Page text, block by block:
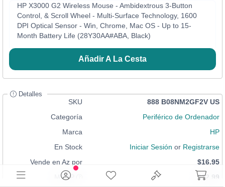
HP X3000 G2 Wireless Mouse - Ambidextrous 3-Button
Control, & Scroll Wheel - Multi-Surface Technology, 1600
DPI Optical Sensor - Win, Chrome, Mac OS - Up to 15-
Month Battery Life (28Y30AA#ABA, Black)
Añadir A La Cesta
Detalles
SKU
888 B08NM2GF2V US
Categoría
Periférico de Ordenador
Marca
HP
En Stock
Iniciar Sesión or Registrarse
Vende en Az por
$16.95
MSRP
$12.99